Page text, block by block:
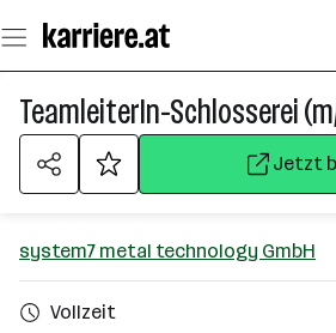
Seiteninhalt
springen
TeamleiterIn-Schlosserei
Jetzt
system7 metal technology GmbH
Vollzeit